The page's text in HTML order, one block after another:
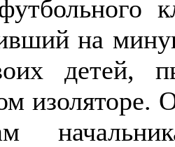
на
детей,
изоляторе.